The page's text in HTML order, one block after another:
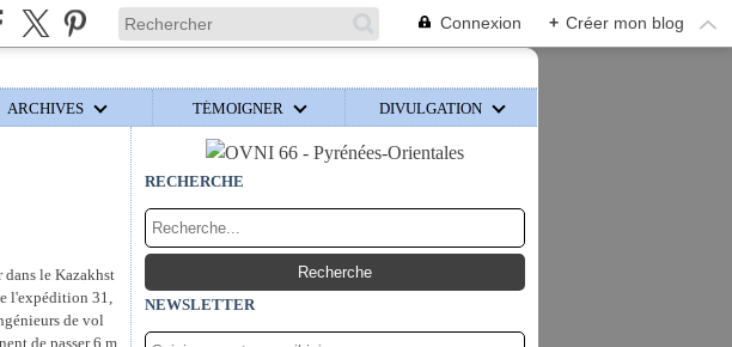
Connexion + Créer mon blog
ARCHIVES TÉMOIGNER DIVULGATION
le Kazakhst
l'expédition 31,
de vol
de passer 6 m
RECHERCHE
NEWSLETTER